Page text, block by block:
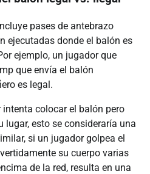
pases de antebrazo
ejecutadas donde el balón es
ejemplo, un jugador que
que envía el balón
es legal.
colocar el balón pero
esto se consideraría una
si un jugador golpea el
su cuerpo varias
de la red, resulta en una